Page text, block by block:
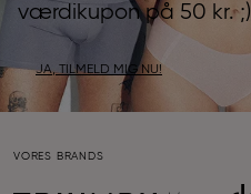
værdikupon på 50 kr. ;)
JA, TILMELD MIG NU!
VORES BRANDS